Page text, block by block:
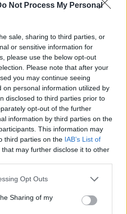
Not Process My Personal
sale, sharing to third parties, or
or sensitive information for
please use the below opt-out
Please note that after your
you may continue seeing
on personal information utilized by
disclosed to third parties prior to
opt-out of the further
information by third parties on the
This information may
third parties on the IAB’s List of
that may further disclose it to other
Opt Outs
Sharing of my
d'une place, cote route. Le